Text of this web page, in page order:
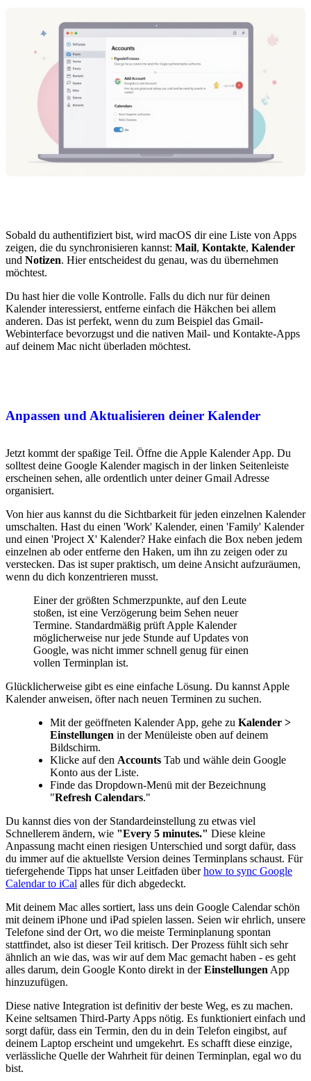
Sobald du authentifiziert bist, wird macOS dir eine Liste von Apps
zeigen, die du synchronisieren kannst: Mail, Kontakte, Kalender
und Notizen. Hier entscheidest du genau, was du übernehmen
möchtest.
Du hast hier die volle Kontrolle. Falls du dich nur für deinen
Kalender interessierst, entferne einfach die Häkchen bei allem
anderen. Das ist perfekt, wenn du zum Beispiel das Gmail-
Webinterface bevorzugst und die nativen Mail- und Kontakte-Apps
auf deinem Mac nicht überladen möchtest.
Anpassen und Aktualisieren deiner Kalender
Jetzt kommt der spaßige Teil. Öffne die Apple Kalender App. Du
solltest deine Google Kalender magisch in der linken Seitenleiste
erscheinen sehen, alle ordentlich unter deiner Gmail Adresse
organisiert.
Von hier aus kannst du die Sichtbarkeit für jeden einzelnen Kalender
umschalten. Hast du einen 'Work' Kalender, einen 'Family' Kalender
und einen 'Project X' Kalender? Hake einfach die Box neben jedem
einzelnen ab oder entferne den Haken, um ihn zu zeigen oder zu
verstecken. Das ist super praktisch, um deine Ansicht aufzuräumen,
wenn du dich konzentrieren musst.
Einer der größten Schmerzpunkte, auf den Leute
stoßen, ist eine Verzögerung beim Sehen neuer
Termine. Standardmäßig prüft Apple Kalender
möglicherweise nur jede Stunde auf Updates von
Google, was nicht immer schnell genug für einen
vollen Terminplan ist.
Glücklicherweise gibt es eine einfache Lösung. Du kannst Apple
Kalender anweisen, öfter nach neuen Terminen zu suchen.
Mit der geöffneten Kalender App, gehe zu Kalender >
Einstellungen in der Menüleiste oben auf deinem
Bildschirm.
Klicke auf den Accounts Tab und wähle dein Google
Konto aus der Liste.
Finde das Dropdown-Menü mit der Bezeichnung
"Refresh Calendars."
Du kannst dies von der Standardeinstellung zu etwas viel
Schnellerem ändern, wie "Every 5 minutes." Diese kleine
Anpassung macht einen riesigen Unterschied und sorgt dafür, dass
du immer auf die aktuellste Version deines Terminplans schaust. Für
tiefergehende Tipps hat unser Leitfaden überhow to sync Google
Calendar to iCal alles für dich abgedeckt.
Mit deinem Mac alles sortiert, lass uns dein Google Calendar schön
mit deinem iPhone und iPad spielen lassen. Seien wir ehrlich, unsere
Telefone sind der Ort, wo die meiste Terminplanung spontan
stattfindet, also ist dieser Teil kritisch. Der Prozess fühlt sich sehr
ähnlich an wie das, was wir auf dem Mac gemacht haben - es geht
alles darum, dein Google Konto direkt in derEinstellungenApp
hinzuzufügen.
Diese native Integration ist definitiv der beste Weg, es zu machen.
Keine seltsamen Third-Party Apps nötig. Es funktioniert einfach und
sorgt dafür, dass ein Termin, den du in dein Telefon eingibst, auf
deinem Laptop erscheint und umgekehrt. Es schafft diese einzige,
verlässliche Quelle der Wahrheit für deinen Terminplan, egal wo du
bist.